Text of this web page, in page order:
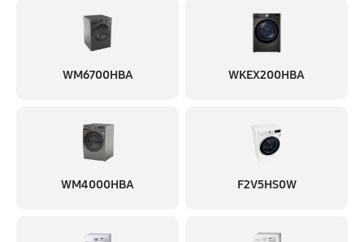
WM6700HBA WKEX200HBA
WM4000HBA F2V5HS0W